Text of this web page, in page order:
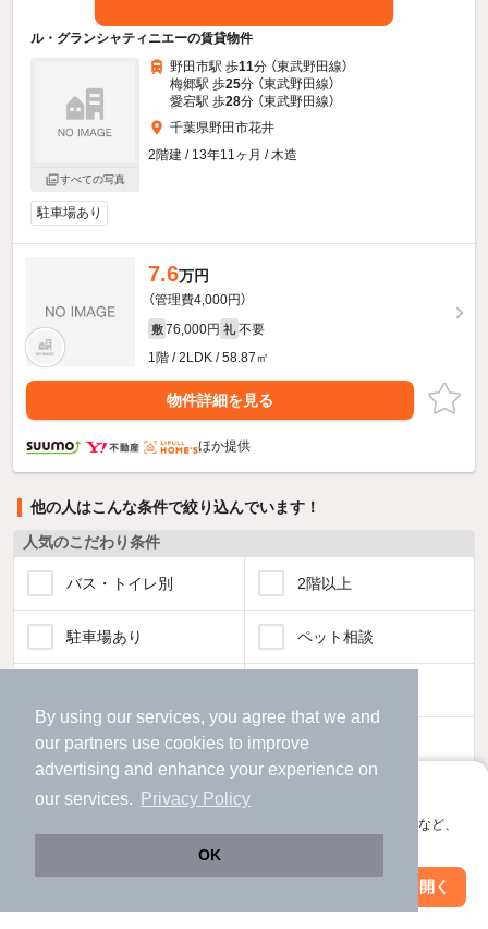
By using our services, you agree that we and
our partners use cookies to improve
advertising and enhance your experience on
our services.
Privacy Policy
OK
アプリに切り替えて、サクサクお部屋探し
会員登録なしですぐ使える。マップ検索やお気に入り保存など、
アプリを開く
ル・グランシャティニエーの賃貸物件
すべての写真
野田市駅 歩11分 （東武野田線）
梅郷駅 歩25分 （東武野田線）
愛宕駅 歩28分 （東武野田線）
千葉県野田市花井
2階建 / 13年11ヶ月 / 木造
駐車場あり
7.6万円
（管理費4,000円）
敷 76,000円 礼 不要
1階 / 2LDK / 58.87㎡
物件詳細を見る
ほか提供
他の人はこんな条件で絞り込んでいます！
人気のこだわり条件
バス・トイレ別 2階以上
駐車場あり ペット相談
エアコンあり 都市ガス
温水洗浄便座
絞り込み条件を変更